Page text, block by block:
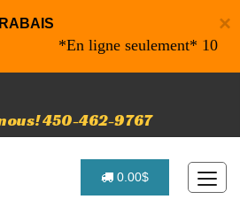
×
*En ligne seulement* 10% de
450-462-9767
0.00$